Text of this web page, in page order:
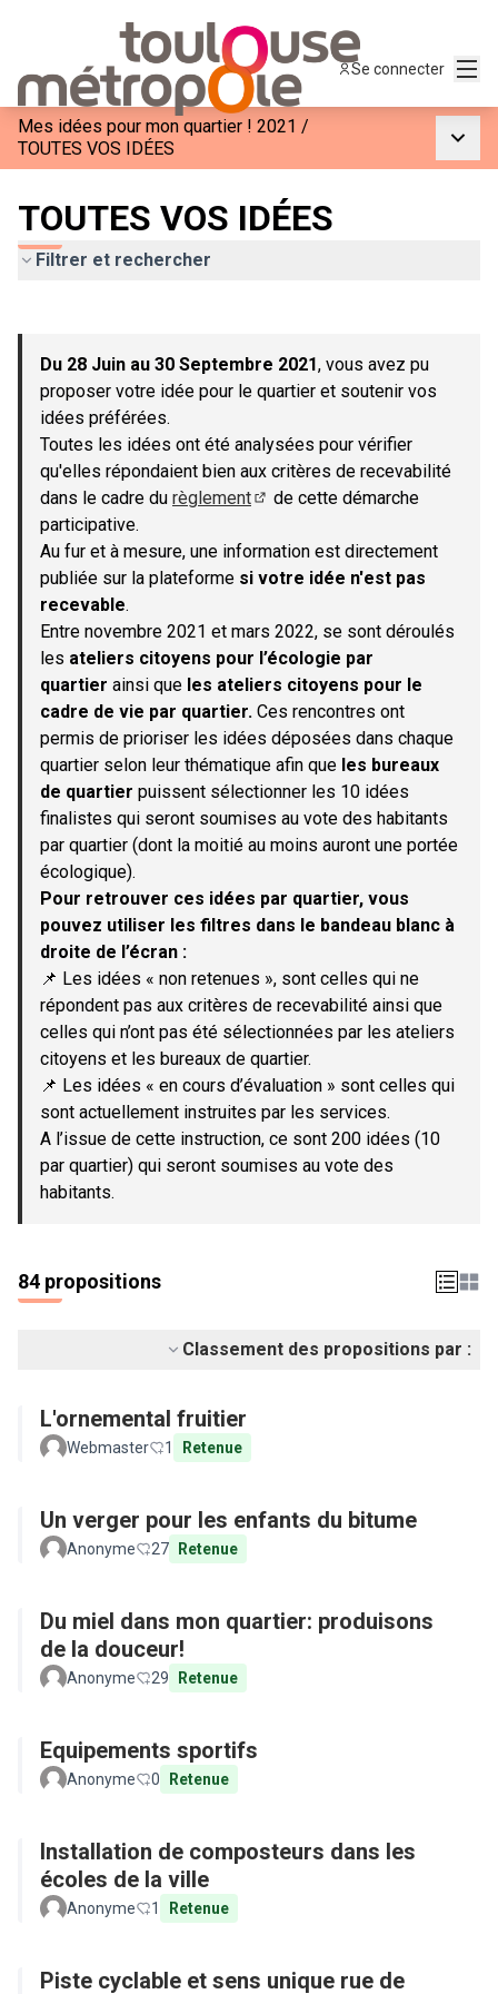
Se connecter
Mes idées pour mon quartier ! 2021 /
TOUTES VOS IDÉES
TOUTES VOS IDÉES
Filtrer et rechercher
−
Du 28 Juin au 30 Septembre 2021, vous avez pu
proposer votre idée pour le quartier et soutenir vos
idées préférées.
Toutes les idées ont été analysées pour vérifier
qu'elles répondaient bien aux critères de recevabilité
dans le cadre du règlement
de cette démarche
participative.
Au fur et à mesure, une information est directement
publiée sur la plateforme si votre idée n'est pas
recevable.
Entre novembre 2021 et mars 2022, se sont déroulés
les ateliers citoyens pour l’écologie par
quartier ainsi que les ateliers citoyens pour le
cadre de vie par quartier. Ces rencontres ont
permis de prioriser les idées déposées dans chaque
quartier selon leur thématique afin que les bureaux
de quartier puissent sélectionner les 10 idées
finalistes qui seront soumises au vote des habitants
par quartier (dont la moitié au moins auront une portée
écologique).
Pour retrouver ces idées par quartier, vous
pouvez utiliser les filtres dans le bandeau blanc à
droite de l’écran :
📌 Les idées « non retenues », sont celles qui ne
répondent pas aux critères de recevabilité ainsi que
celles qui n’ont pas été sélectionnées par les ateliers
citoyens et les bureaux de quartier.
📌 Les idées « en cours d’évaluation » sont celles qui
sont actuellement instruites par les services.
A l’issue de cette instruction, ce sont 200 idées (10
par quartier) qui seront soumises au vote des
habitants.
84 propositions
Classement des propositions par :
L'ornemental fruitier
Webmaster 1 Retenue
Un verger pour les enfants du bitume
Anonyme 27 Retenue
Du miel dans mon quartier: produisons
de la douceur!
Anonyme 29 Retenue
Equipements sportifs
Anonyme 0 Retenue
Installation de composteurs dans les
écoles de la ville
Anonyme 1 Retenue
Piste cyclable et sens unique rue de